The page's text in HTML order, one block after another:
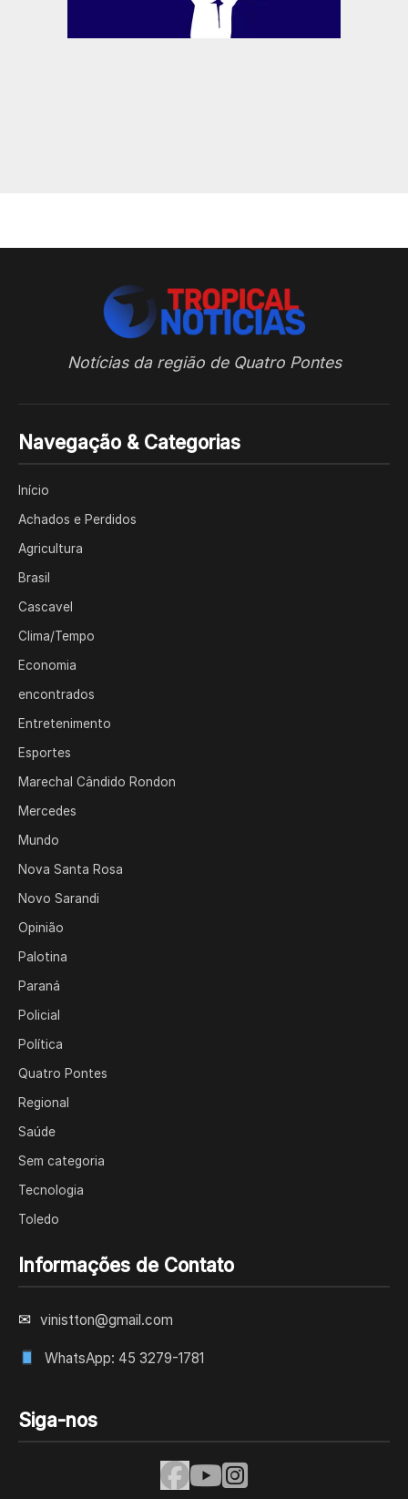
Notícias da região de Quatro Pontes
Navegação & Categorias
Início
Achados e Perdidos
Agricultura
Brasil
Cascavel
Clima/Tempo
Economia
encontrados
Entretenimento
Esportes
Marechal Cândido Rondon
Mercedes
Mundo
Nova Santa Rosa
Novo Sarandi
Opinião
Palotina
Paraná
Policial
Política
Quatro Pontes
Regional
Saúde
Sem categoria
Tecnologia
Toledo
Informações de Contato
✉ vinistton@gmail.com
WhatsApp: 45 3279-1781
Siga-nos